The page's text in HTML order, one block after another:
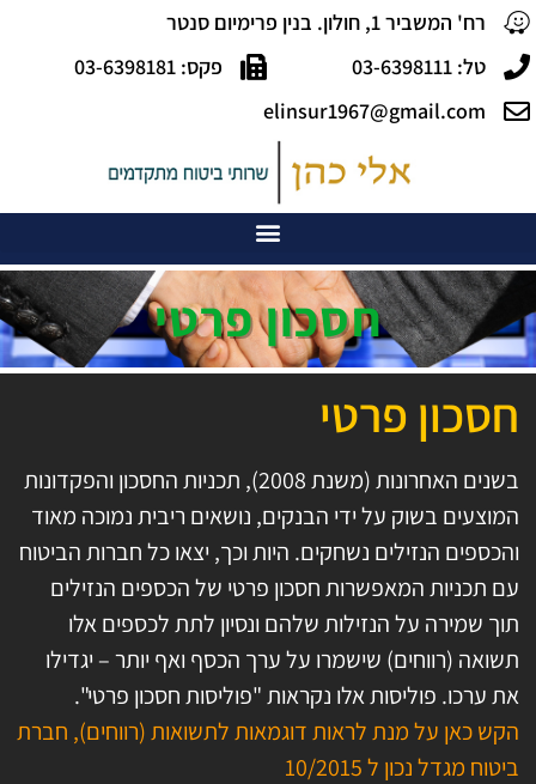
רח' המשביר 1, חולון. בנין פרימיום סנטר
טל: 03-6398111
פקס: 03-6398181
elinsur1967@gmail.com
חסכון פרטי
חסכון פרטי
בשנים האחרונות (משנת 2008), תכניות החסכון והפקדונות
המוצעים בשוק על ידי הבנקים, נושאים ריבית נמוכה מאוד
והכספים הנזילים נשחקים. היות וכך, יצאו כל חברות הביטוח
עם תכניות המאפשרות חסכון פרטי של הכספים הנזילים
תוך שמירה על הנזילות שלהם ונסיון לתת לכספים אלו
תשואה (רווחים) שישמרו על ערך הכסף ואף יותר – יגדילו
את ערכו. פוליסות אלו נקראות "פוליסות חסכון פרטי".
הקש כאן על מנת לראות דוגמאות לתשואות (רווחים), חברת
ביטוח מגדל נכון ל 10/2015